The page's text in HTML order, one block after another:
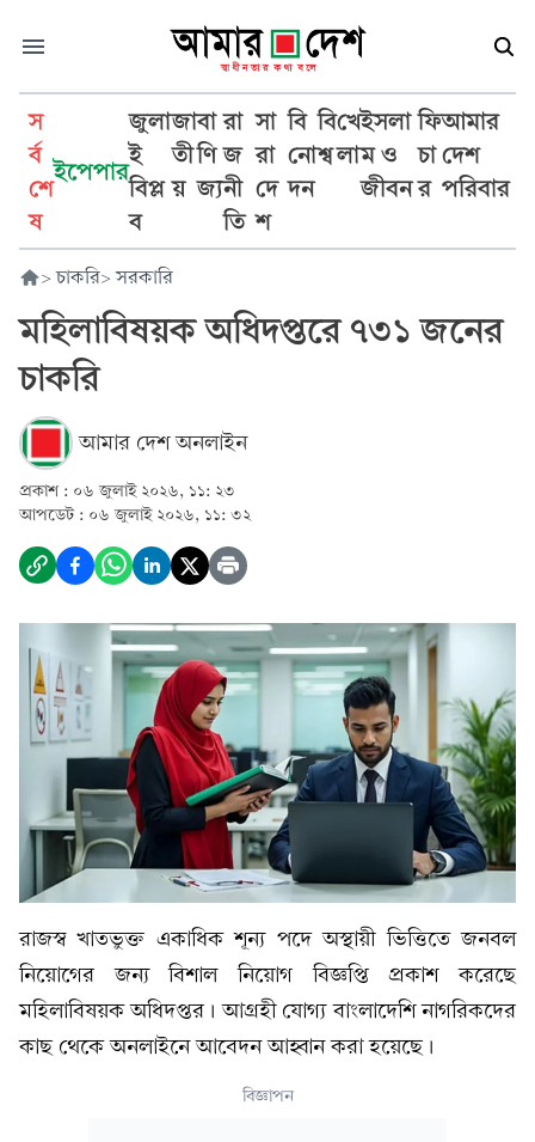
স
র্ব
শে
ষ
ইপেপার
জুলা
ই
বিপ্ল
ব
জা
তী
য়
বা
ণি
জ্য
রা
জ
নী
তি
সা
রা
দে
শ
বি
নো
দন
বি
শ্ব
খে
লা
ইসলা
ম ও
জীবন
ফি
চা
র
আমার
দেশ
পরিবার
> চাকরি> সরকারি
মহিলাবিষয়ক অধিদপ্তরে ৭৩১ জনের
চাকরি
আমার দেশ অনলাইন
প্রকাশ : ০৬ জুলাই ২০২৬, ১১: ২৩
আপডেট : ০৬ জুলাই ২০২৬, ১১: ৩২
রাজস্ব খাতভুক্ত একাধিক শূন্য পদে অস্থায়ী ভিত্তিতে জনবল
নিয়োগের জন্য বিশাল নিয়োগ বিজ্ঞপ্তি প্রকাশ করেছে
মহিলাবিষয়ক অধিদপ্তর। আগ্রহী যোগ্য বাংলাদেশি নাগরিকদের
কাছ থেকে অনলাইনে আবেদন আহ্বান করা হয়েছে।
বিজ্ঞাপন